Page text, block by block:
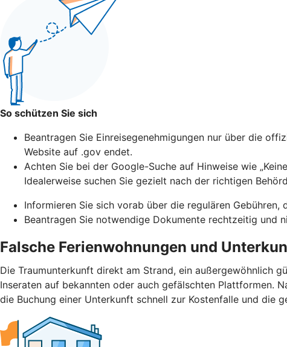
So schützen Sie sich
Beantragen Sie Einreisegenehmigungen nur über die
Website auf .gov endet.
Achten Sie bei der Google-Suche auf Hinweise wie
Idealerweise suchen Sie gezielt nach der richtigen
Informieren Sie sich vorab über die regulären
Beantragen Sie notwendige Dokumente rechtzeitig und
Falsche Ferienwohnungen und
Die Traumunterkunft direkt am Strand, ein außergewöhnlich
Inseraten auf bekannten oder auch gefälschten Plattformen.
die Buchung einer Unterkunft schnell zur Kostenfalle und die